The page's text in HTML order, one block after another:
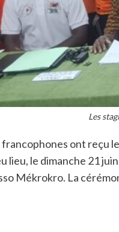
Les
ont reçu
lieu, le dimanche 21
Mékrokro. La